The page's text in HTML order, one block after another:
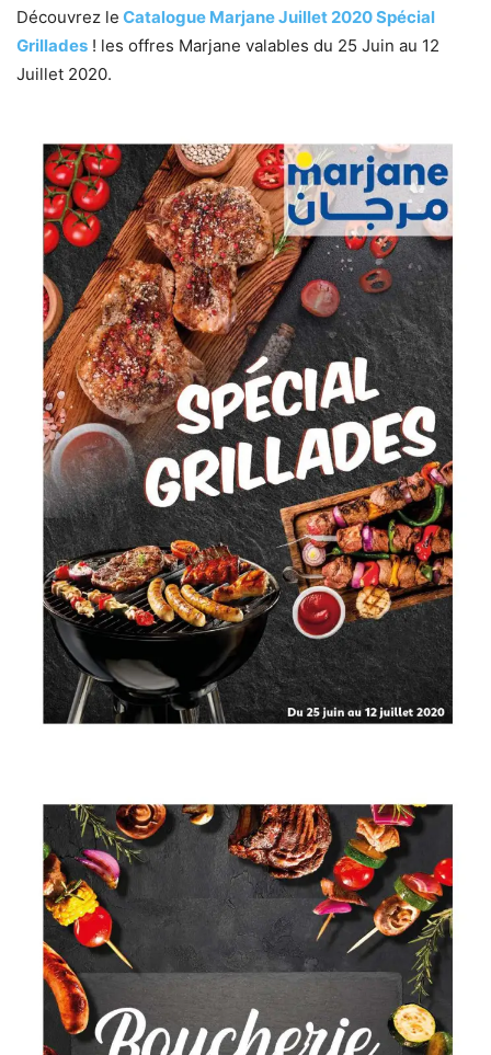
Découvrez le Catalogue Marjane Juillet 2020 Spécial
Grillades ! les offres Marjane valables du 25 Juin au 12
Juillet 2020.